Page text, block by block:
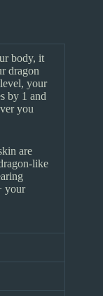
body, it
dragon
your
by 1 and
you
are
like
your